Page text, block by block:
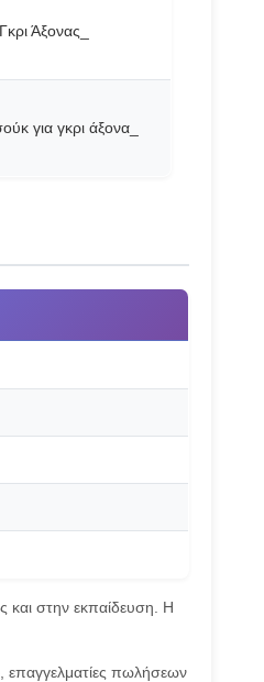
Γκρι Άξονας_
για γκρι άξονα_
και στην εκπαίδευση. Η
επαγγελματίες πωλήσεων